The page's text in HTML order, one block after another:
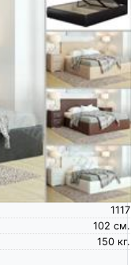
1117
см.
102
кг.
150